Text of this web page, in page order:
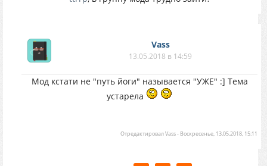
Vass
13.05.2018 в 14:59
Мод кстати не "путь йоги" называется "УЖЕ" :] Тема
устарела
ОтредактировалVass- Воскресенье, 13.05.2018, 15:11